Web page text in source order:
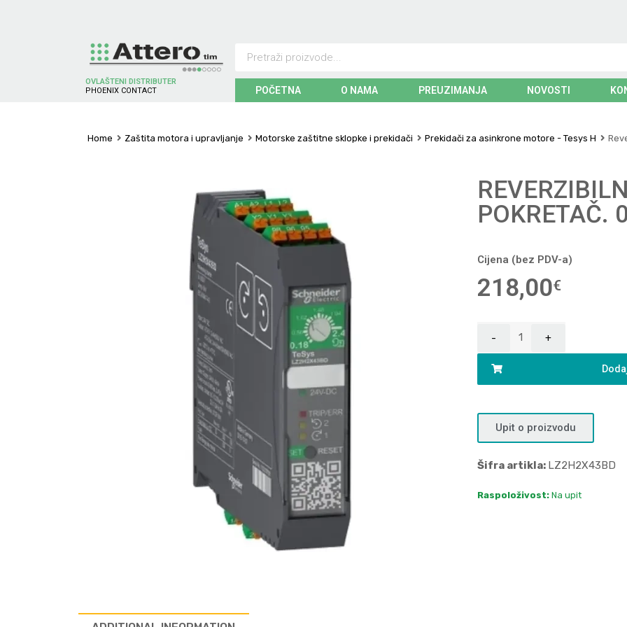
OVLAŠTENI DISTRIBUTER
P H O EN X CO NTACT POČETNA O NAMA PREUZIMANJA NOVOSTI
Home Zaštita motora i upravljanje Motorske zaštitne sklopke i prekidači Prekidači za asinkrone motore - Tesys H
POKRETAČ.
Cijena (bez PDV-a)
218,00€
Upit o proizvodu
Šifra artikla: LZ2H2X43BD
Raspoloživost: Na upit